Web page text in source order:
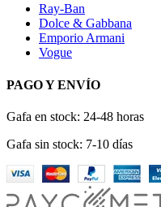
Ray-Ban
Dolce & Gabbana
Emporio Armani
Vogue
PAGO Y ENVÍO
Gafa en stock: 24-48 horas
Gafa sin stock: 7-10 días